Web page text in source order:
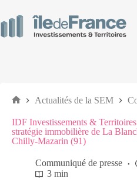
Actualités de la SEM
IDF Investissements &
stratégie immobilière de La
Chilly-Mazarin (91)
Communiqué de presse
3 min